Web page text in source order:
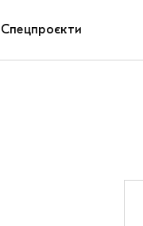
Спецпроєкти